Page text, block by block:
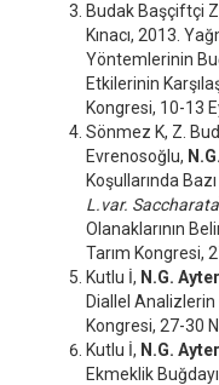
Budak Başçiftçi
Kınacı, 2013.
Yöntemlerinin
Etkilerinin
Kongresi, 10-13
Sönmez K, Z.
Evrenosoğlu,
Koşullarında
L.var. Saccharata
Olanaklarının
Tarım Kongresi,
Kutlu İ, N.G. Ayter
Diallel Analizlerin
Kongresi, 27-30
Kutlu İ, N.G. Ayter
Ekmeklik